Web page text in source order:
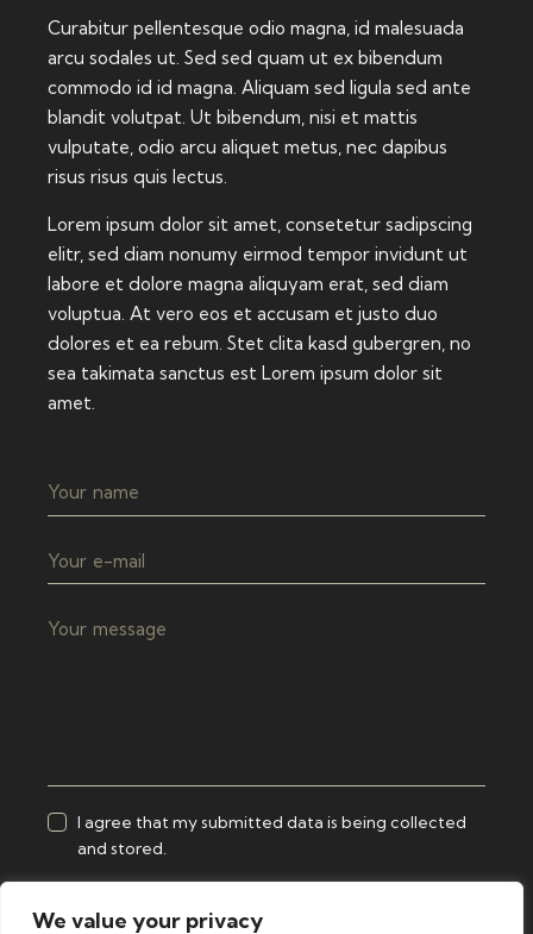
We value your privacy
Curabitur pellentesque odio magna, id malesuada
arcu sodales ut. Sed sed quam ut ex bibendum
commodo id id magna. Aliquam sed ligula sed ante
blandit volutpat. Ut bibendum, nisi et mattis
vulputate, odio arcu aliquet metus, nec dapibus
risus risus quis lectus.
Lorem ipsum dolor sit amet, consetetur sadipscing
elitr, sed diam nonumy eirmod tempor invidunt ut
labore et dolore magna aliquyam erat, sed diam
voluptua. At vero eos et accusam et justo duo
dolores et ea rebum. Stet clita kasd gubergren, no
sea takimata sanctus est Lorem ipsum dolor sit
amet.
I agree that my submitted data is being collected
and stored.
Send Message